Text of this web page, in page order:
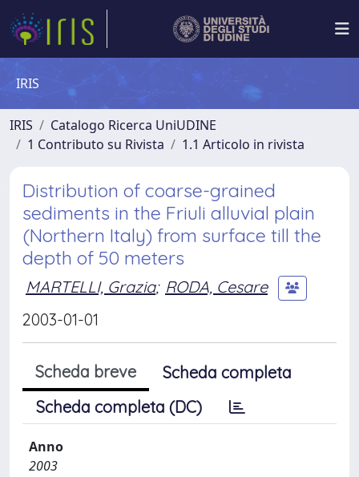
IRIS
IRIS
Catalogo Ricerca UniUDINE
1 Contributo su Rivista
1.1 Articolo in rivista
Distribution of coarse-grained
sediments in the Friuli alluvial plain
(Northern Italy) from surface till the
depth of 50 meters
MARTELLI, Grazia; RODA, Cesare
2003-01-01
Scheda breve
Scheda completa
Scheda completa (DC)
Anno
2003